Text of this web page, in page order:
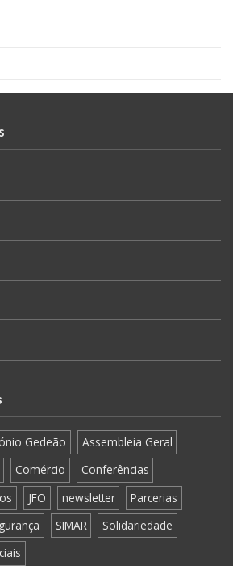
Gedeão
Assembleia Geral
Comércio
Conferências
JFO newsletter
Parcerias
SIMAR
Solidariedade